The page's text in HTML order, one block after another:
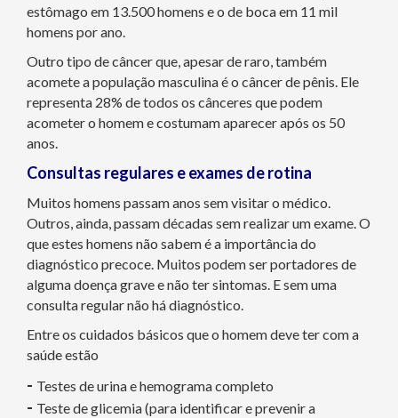
estômago em 13.500 homens e o de boca em 11 mil
homens por ano.
Outro tipo de câncer que, apesar de raro, também
acomete a população masculina é o câncer de pênis. Ele
representa 28% de todos os cânceres que podem
acometer o homem e costumam aparecer após os 50
anos.
Consultas regulares e exames de rotina
Muitos homens passam anos sem visitar o médico.
Outros, ainda, passam décadas sem realizar um exame. O
que estes homens não sabem é a importância do
diagnóstico precoce. Muitos podem ser portadores de
alguma doença grave e não ter sintomas. E sem uma
consulta regular não há diagnóstico.
Entre os cuidados básicos que o homem deve ter com a
saúde estão
- Testes de urina e hemograma completo
- Teste de glicemia (para identificar e prevenir a